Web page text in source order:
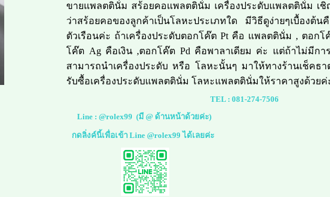
ขายแพลตตินั่ม สร้อยคอแพลตตินั่ม เครื่องประดับแพลตตินั่ม เชิ
ว่าสร้อยคอของลูกค้าเป็นโลหะประเภทใด มีวิธีดูง่ายๆเบื้องต้
ตัวเรือนค่ะ ถ้าเครื่องประดับตอกโค๊ต Pt คือ แพลตตินั่ม , ตอก
โค๊ต Ag คือเงิน ,ตอกโค๊ต Pd คือพาลาเดียม ค่ะ แต่ถ้าไม่มีกา
สามารถนำเครื่องประดับ หรือ โลหะนั้นๆ มาให้ทางร้านเช็คธา
รับซื้อเครื่องประดับแพลตตินั่ม โลหะแพลตตินั่มให้ราคาสูงด้วยค่
TEL : 081-274-7506
Line : @rolex99 (มี @ ด้านหน้าด้วยค่ะ)
กดลิ่งค์นี้เพื่อเข้า Line @rolex99 ได้เลยค่ะ